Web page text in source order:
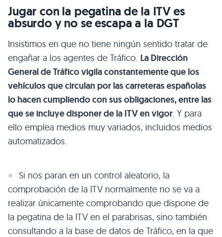
Jugar con la pegatina de la ITV es
absurdo y no se escapa a la DGT
Insistimos en que no tiene ningún sentido tratar de
engañar a los agentes de Tráfico. La Dirección
General de Tráfico vigila constantemente que los
vehículos que circulan por las carreteras españolas
lo hacen cumpliendo con sus obligaciones, entre las
que se incluye disponer de la ITV en vigor. Y para
ello emplea medios muy variados, incluidos medios
automatizados.
Si nos paran en un control aleatorio, la
comprobación de la ITV normalmente no se va a
realizar únicamente comprobando que dispone de
la pegatina de la ITV en el parabrisas, sino también
consultando a la base de datos de Tráfico, en la que